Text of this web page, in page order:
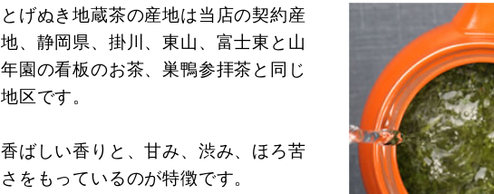
とげぬき地蔵茶の産地は当店の契約産
地、静岡県、掛川、東山、富士東と山
年園の看板のお茶、巣鴨参拝茶と同じ
地区です。
香ばしい香りと、甘み、渋み、ほろ苦
さをもっているのが特徴です。